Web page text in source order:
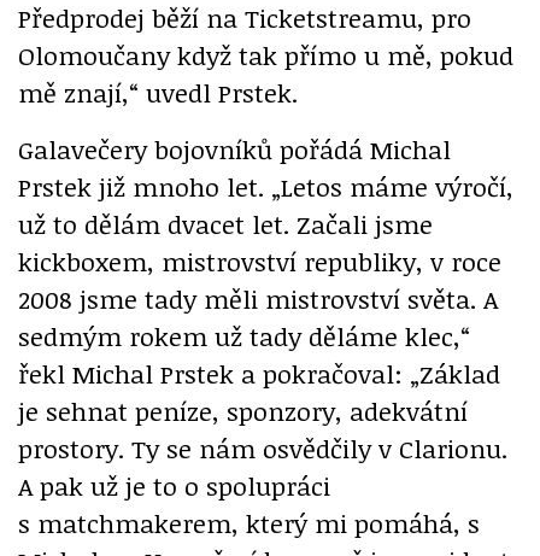
Předprodej běží na Ticketstreamu, pro
Olomoučany když tak přímo u mě, pokud
mě znají,“ uvedl Prstek.
Galavečery bojovníků pořádá Michal
Prstek již mnoho let. „Letos máme výročí,
už to dělám dvacet let. Začali jsme
kickboxem, mistrovství republiky, v roce
2008 jsme tady měli mistrovství světa. A
sedmým rokem už tady děláme klec,“
řekl Michal Prstek a pokračoval: „Základ
je sehnat peníze, sponzory, adekvátní
prostory. Ty se nám osvědčily v Clarionu.
A pak už je to o spolupráci
s matchmakerem, který mi pomáhá, s